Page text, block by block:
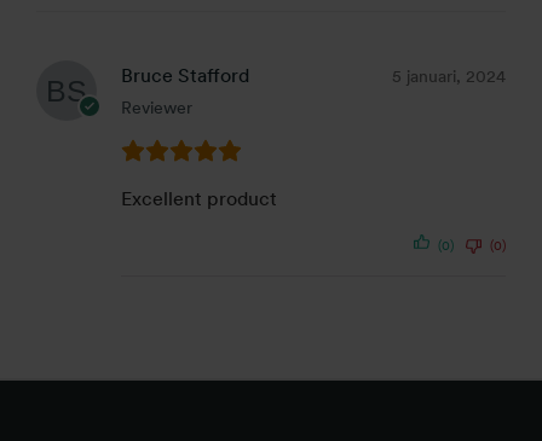
Bruce Stafford
Reviewer
5 januari, 2024
Excellent product
(0) (0)